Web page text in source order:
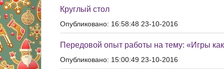
Круглый стол
Опубликовано: 16:58:48 23-10-2016
Передовой опыт работы на тему: «Игры
Опубликовано: 15:00:49 23-10-2016